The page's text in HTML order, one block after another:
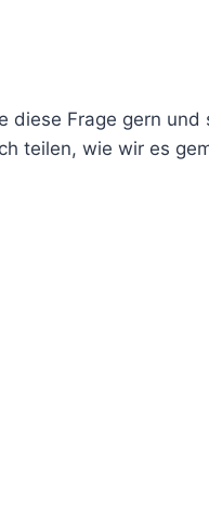
diese Frage gern
teilen, wie wir es